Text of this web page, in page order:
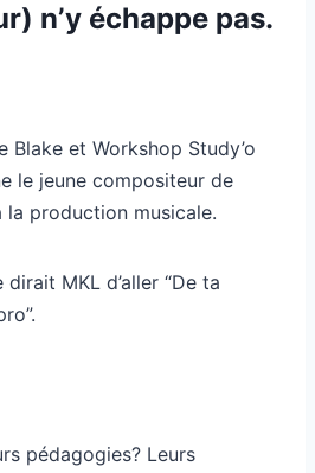
n’y échappe pas.
Blake et Workshop Study’o
le jeune compositeur de
la production musicale.
MKL d’aller “De ta
pédagogies? Leurs